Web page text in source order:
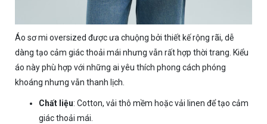
Áo sơ mi oversized được ưa chuộng bởi thiết kế rộng rãi, dễ
dàng tạo cảm giác thoải mái nhưng vẫn rất hợp thời trang. Kiểu
áo này phù hợp với những ai yêu thích phong cách phóng
khoáng nhưng vẫn thanh lịch.
Chất liệu: Cotton, vải thô mềm hoặc vải linen để tạo cảm
giác thoải mái.